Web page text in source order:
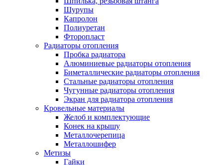
Шурупы
Капролон
Полиуретан
Фторопласт
Радиаторы отопления
Пробка радиатора
Алюминиевые радиаторы отопления
Биметаллические радиаторы отопления
Стальные радиаторы отопления
Чугунные радиаторы отопления
Экран для радиатора отопления
Кровельные материалы
Желоб и комплектующие
Конек на крышу
Металлочерепица
Металлошифер
Метизы
Гайки